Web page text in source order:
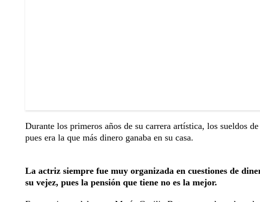
Durante los primeros años de su carrera artística, los sueldos
pues era la que más dinero ganaba en su casa.
La actriz siempre fue muy organizada en cuestiones de
su vejez, pues la pensión que tiene no es la mejor.